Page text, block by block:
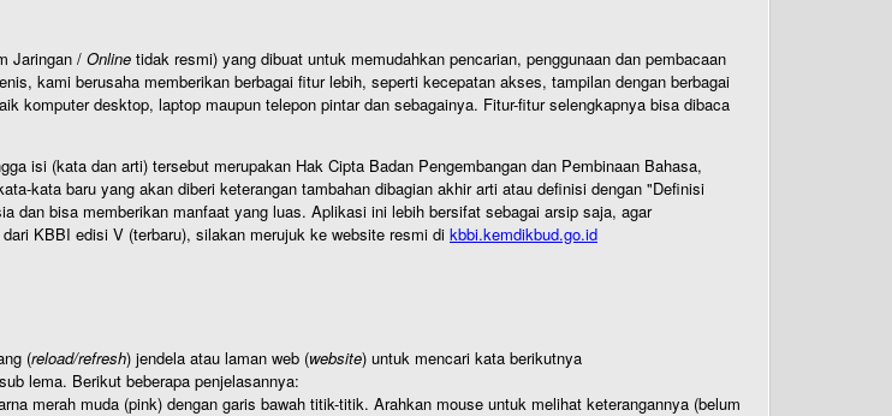
Jaringan / Online tidak resmi) yang dibuat untuk memudahkan pencarian, penggunaan dan pembacaan
kami berusaha memberikan berbagai fitur lebih, seperti kecepatan akses, tampilan dengan berbagai
komputer desktop, laptop maupun telepon pintar dan sebagainya. Fitur-fitur selengkapnya bisa dibaca
isi (kata dan arti) tersebut merupakan Hak Cipta Badan Pengembangan dan Pembinaan Bahasa,
kata baru yang akan diberi keterangan tambahan dibagian akhir arti atau definisi dengan "Definisi
dan bisa memberikan manfaat yang luas. Aplikasi ini lebih bersifat sebagai arsip saja, agar
KBBI edisi V (terbaru), silakan merujuk ke website resmi di kbbi.kemdikbud.go.id
(reload/refresh) jendela atau laman web (website) untuk mencari kata berikutnya
lema. Berikut beberapa penjelasannya:
merah muda (pink) dengan garis bawah titik-titik. Arahkan mouse untuk melihat keterangannya (belum